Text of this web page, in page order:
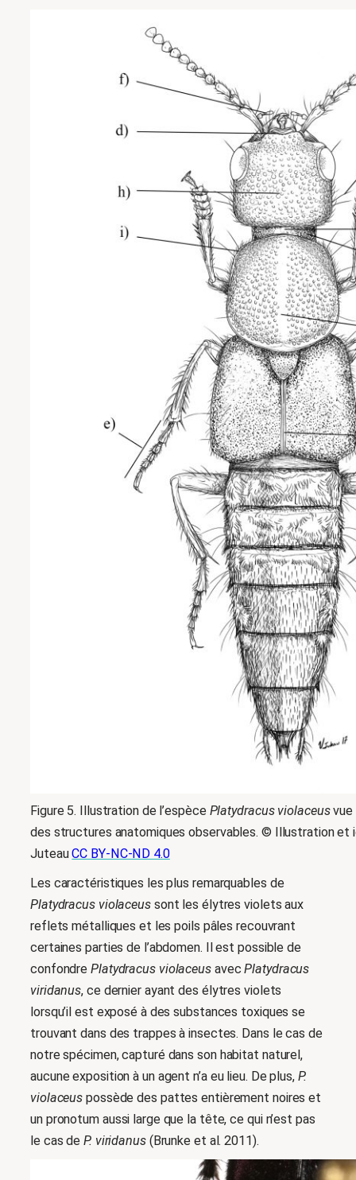
Figure 5. Illustration de l’espèce Platydracus violaceusvue
des structures anatomiques observables. © Illustration et
JuteauCC BY-NC-ND 4.0
Les caractéristiques les plus remarquables de
Platydracus violaceussont les élytres violets aux
reflets métalliques et les poils pâles recouvrant
certaines parties de l’abdomen. Il est possible de
confondrePlatydracus violaceusavecPlatydracus
viridanus, ce dernier ayant des élytres violets
lorsqu’il est exposé à des substances toxiques se
trouvant dans des trappes à insectes. Dans le cas de
notre spécimen, capturé dans son habitat naturel,
aucune exposition à un agent n’a eu lieu. De plus, P.
violaceus possède des pattes entièrement noires et
un pronotum aussi large que la tête, ce qui n’est pas
le cas deP. viridanus (Brunke et al. 2011).